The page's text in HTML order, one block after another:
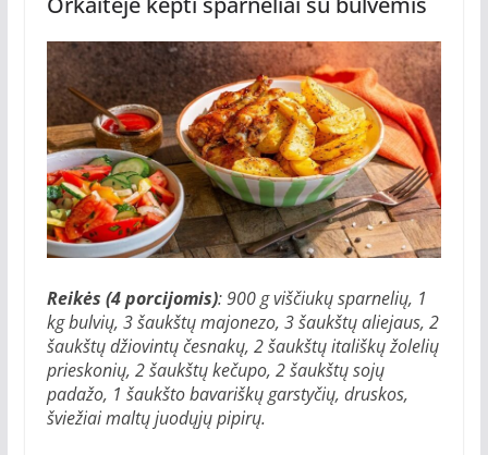
Reikės (4 porcijomis): 900 g viščiukų sparnelių, 1
kg bulvių, 3 šaukštų majonezo, 3 šaukštų aliejaus, 2
šaukštų džiovintų česnakų, 2 šaukštų itališkų žolelių
prieskonių, 2 šaukštų kečupo, 2 šaukštų sojų
padažo, 1 šaukšto bavariškų garstyčių, druskos,
šviežiai maltų juodųjų pipirų.